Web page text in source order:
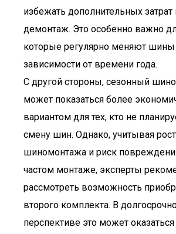
избежать дополнительных
демонтаж. Это особенно важно
которые регулярно меняют
зависимости от времени года.
С другой стороны, сезонный
может показаться более
вариантом для тех, кто не
смену шин. Однако, учитывая
шиномонтажа и риск
частом монтаже, эксперты
рассмотреть возможность
второго комплекта. В
перспективе это может